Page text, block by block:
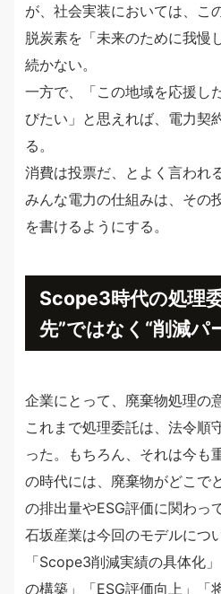
が、社会実装においては、こ
脱炭素を「未来のために我慢
続かない。
一方で、「この地域を応援し
びたい」と思えれば、電力契
る。
消費は投票だ、とよく言われる
みんな電力の仕組みは、その
を書けるようにする。
Scope3時代の処理
先”ではなく“削減パ
企業にとって、廃棄物処理の
これまで処理委託は、法令順
った。もちろん、それは今も
の時代には、廃棄物がどこで
の排出量やESG評価に関わっ
石坂産業は今回のモデルにつ
「Scope3削減実績の具体化
の構築」「ESG評価向上」「